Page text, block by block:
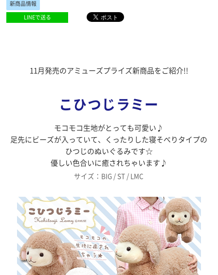
新商品情報
LINEで送る
11月発売のアミューズプライズ新商品をご紹介!!
こひつじラミー
モコモコ生地がとっても可愛い♪
足先にビーズが入っていて、くったりした寝そべりタイプの
ひつじのぬいぐるみです☆
優しい色合いに癒されちゃいます♪
サイズ：BIG / ST / LMC